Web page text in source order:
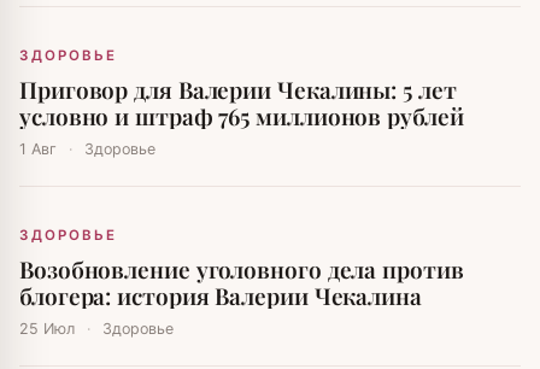
ЗДОРОВЬЕ
Приговор для Валерии Чекалины: 5 лет
условно и штраф 765 миллионов рублей
1 Авг · Здоровье
ЗДОРОВЬЕ
Возобновление уголовного дела против
блогера: история Валерии Чекалина
25 Июл · Здоровье